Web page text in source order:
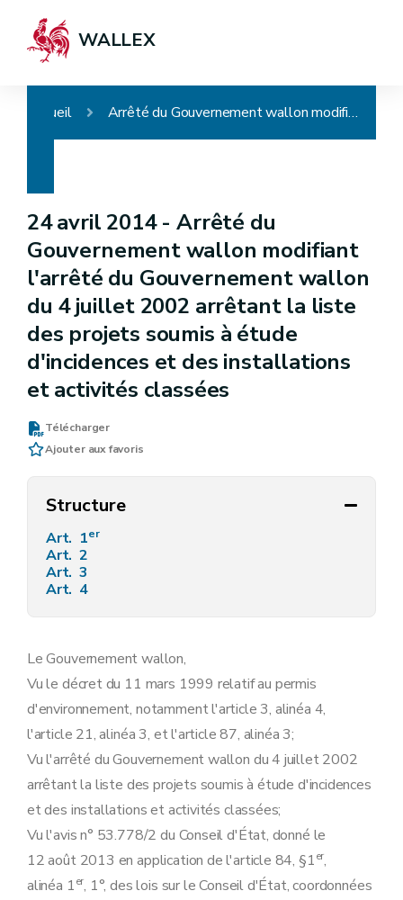
WALLEX
Accueil Arrêté du Gouvernement wallon modifiant l'arrêté du Gouvernement wallon du 4 juillet 2002 arrêtant la liste des projets soumis à étude d'incidences et des installations et activités classées
24 avril 2014 -Arrêté du
Gouvernement wallon modifiant
l'arrêté du Gouvernement wallon
du 4 juillet 2002 arrêtant la liste
des projets soumis à étude
d'incidences et des installations
et activités classées
Télécharger
Ajouter aux favoris
Structure
Art. 1er
Art. 2
Art. 3
Art. 4
Le Gouvernement wallon,
Vu le décret du 11 mars 1999 relatif au permis
d'environnement, notamment l'article 3, alinéa 4,
l'article 21, alinéa 3, et l'article 87, alinéa 3;
Vu l'arrêté du Gouvernement wallon du 4 juillet 2002
arrêtant la liste des projets soumis à étude d'incidences
et des installations et activités classées;
Vu l'avis n° 53.778/2 du Conseil d'État, donné le
12 août 2013 en application de l'article 84, §1er,
alinéa 1er, 1°, des lois sur le Conseil d'État, coordonnées